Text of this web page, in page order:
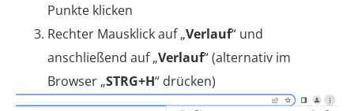
Punkte klicken
Rechter Mausklick auf „Verlauf“ und
anschließend auf „Verlauf“ (alternativ im
Browser „STRG+H“ drücken)